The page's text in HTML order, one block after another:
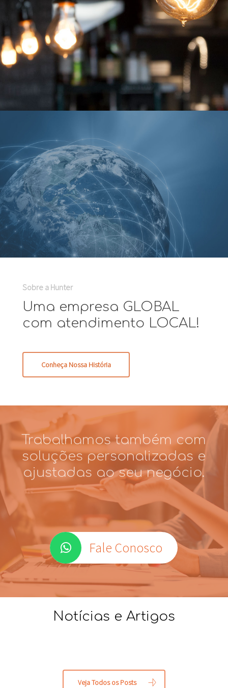
Sobre a Hunter
Uma empresa GLOBAL
com atendimento LOCAL!
Conheça Nossa História
Trabalhamos também com
soluções personalizadas e
ajustadas ao seu negócio.
Fale Conosco
Notícias e Artigos
Veja Todos os Posts